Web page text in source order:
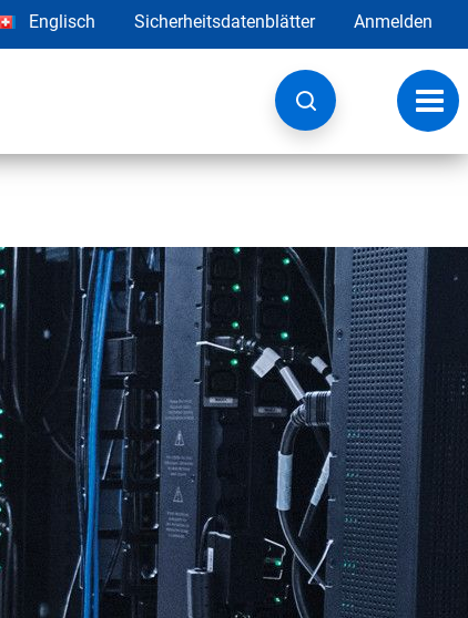
Englisch Sicherheitsdatenblätter Anmelden